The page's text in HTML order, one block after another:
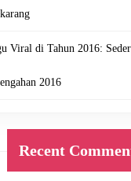
Viral di Tahun 2016:
2016
Recent